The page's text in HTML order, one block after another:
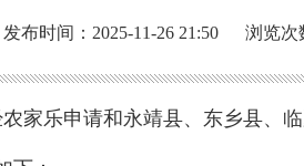
发布时间：2025-11-26 21:50 浏览次
家乐申请和永靖县、东乡县、